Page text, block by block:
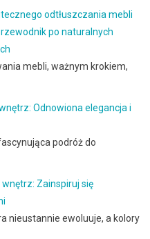
odtłuszczania mebli
po naturalnych
mebli, ważnym krokiem,
Odnowiona elegancja i
podróż do
Zainspiruj się
nieustannie ewoluuje, a kolory